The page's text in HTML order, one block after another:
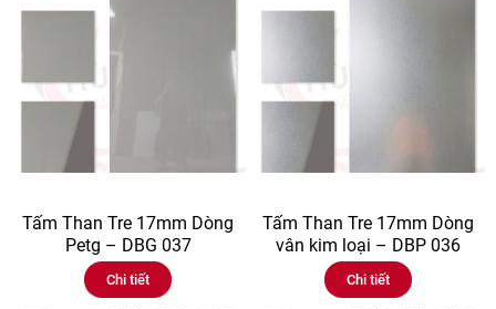
Tấm Than Tre 17mm Dòng
Petg – DBG 037
Chi tiết
Tấm Than Tre 17mm Dòng
vân kim loại – DBP 036
Chi tiết